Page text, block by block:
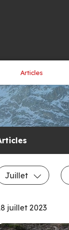
Articles
Juillet
juillet 2023